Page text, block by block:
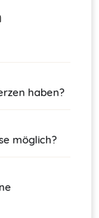
haben?
möglich?